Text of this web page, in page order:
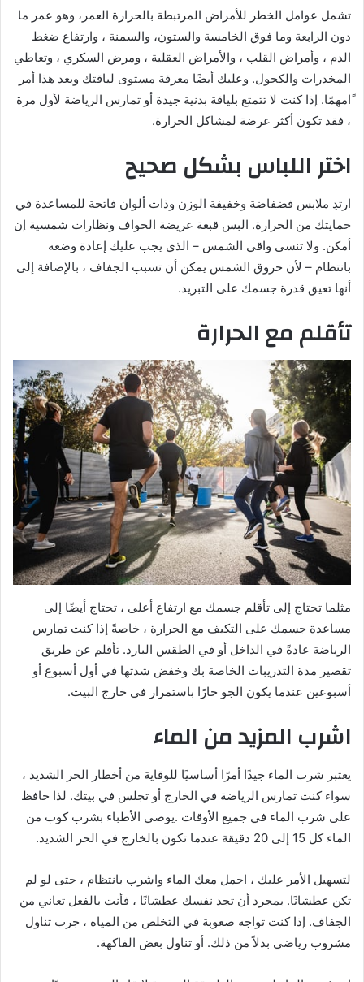
تشمل عوامل الخطر للأمراض المرتبطة بالحرارة العمر، وهو عمر ما
دون الرابعة وما فوق الخامسة والستون، والسمنة ، وارتفاع ضغط
الدم ، وأمراض القلب ، والأمراض العقلية ، ومرض السكري ، وتعاطي
المخدرات والكحول. وعليك أيضًا معرفة مستوى لياقتك ويعد هذا أمر
ًامهمًا. إذا كنت لا تتمتع بلياقة بدنية جيدة أو تمارس الرياضة لأول مرة
، فقد تكون أكثر عرضة لمشاكل الحرارة.
اختر اللباس بشكل صحيح
ارتدِ ملابس فضفاضة وخفيفة الوزن وذات ألوان فاتحة للمساعدة في
حمايتك من الحرارة. البس قبعة عريضة الحواف ونظارات شمسية إن
أمكن. ولا تنسى واقي الشمس – الذي يجب عليك إعادة وضعه
بانتظام – لأن حروق الشمس يمكن أن تسبب الجفاف ، بالإضافة إلى
أنها تعيق قدرة جسمك على التبريد.
تأقلم مع الحرارة
مثلما تحتاج إلى تأقلم جسمك مع ارتفاع أعلى ، تحتاج أيضًا إلى
مساعدة جسمك على التكيف مع الحرارة ، خاصةً إذا كنت تمارس
الرياضة عادةً في الداخل أو في الطقس البارد. تأقلم عن طريق
تقصير مدة التدريبات الخاصة بك وخفض شدتها في أول أسبوع أو
أسبوعين عندما يكون الجو حارًا باستمرار في خارج البيت.
اشرب المزيد من الماء
يعتبر شرب الماء جيدًا أمرًا أساسيًا للوقاية من أخطار الحر الشديد ،
سواء كنت تمارس الرياضة في الخارج أو تجلس في بيتك. لذا حافظ
على شرب الماء في جميع الأوقات .يوصي الأطباء بشرب كوب من
الماء كل 15 إلى 20 دقيقة عندما تكون بالخارج في الحر الشديد.
لتسهيل الأمر عليك ، احمل معك الماء واشرب بانتظام ، حتى لو لم
تكن عطشانًا. بمجرد أن تجد نفسك عطشانًا ، فأنت بالفعل تعاني من
الجفاف. إذا كنت تواجه صعوبة في التخلص من المياه ، جرب تناول
مشروب رياضي بدلاً من ذلك. أو تناول بعض الفاكهة.